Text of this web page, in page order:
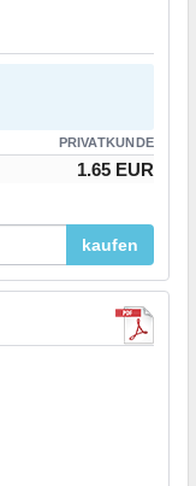
PRIVATKUNDE
1.65 EUR
kaufen